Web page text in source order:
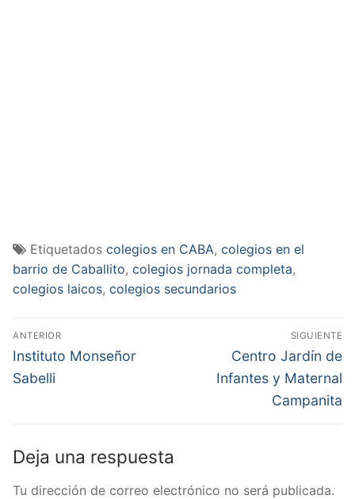
Etiquetados colegios en CABA, colegios en el
barrio de Caballito, colegios jornada completa,
colegios laicos, colegios secundarios
Navegación
de
entradas
ANTERIOR
Entrada
anterior:
Instituto Monseñor
Sabelli
SIGUIENTE
Entrada
siguiente:
Centro Jardín de
Infantes y Maternal
Campanita
Deja una respuesta
Tu dirección de correo electrónico no será publicada.